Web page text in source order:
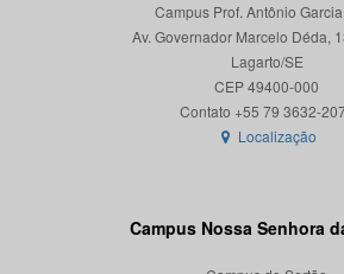
Campus Prof. Antônio
Av. Governador Marcelo Déda,
Lagarto/SE
CEP 49400-000
Localização
Campus Nossa Senhora